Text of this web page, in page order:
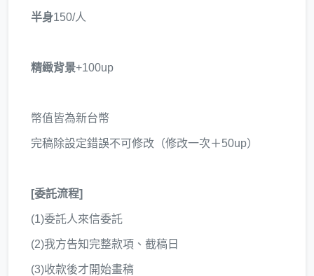
半身150/人
精緻背景+100up
幣值皆為新台幣
完稿除設定錯誤不可修改（修改一次＋50up）
[委託流程]
(1)委託人來信委託
(2)我方告知完整款項、截稿日
(3)收款後才開始畫稿